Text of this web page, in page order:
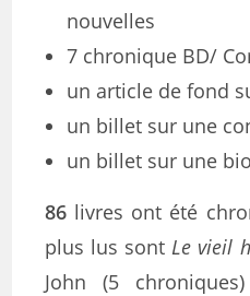
nouvelles
7 chronique BD/
un article de fond
un billet sur une
un billet sur une
86 livres ont été
plus lus sontLe vieil
John (5